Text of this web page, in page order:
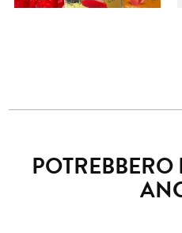
POTREBBERO